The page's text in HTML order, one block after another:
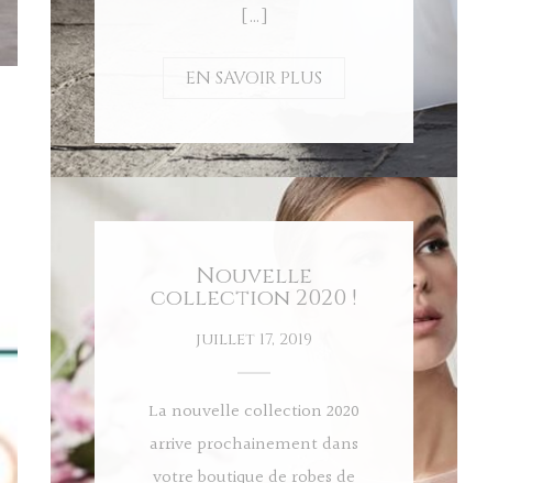
[…]
EN SAVOIR PLUS
Nouvelle
collection 2020 !
juillet 17, 2019
La nouvelle collection 2020
arrive prochainement dans